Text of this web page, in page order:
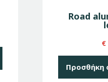
Road
€
Προσθήκη